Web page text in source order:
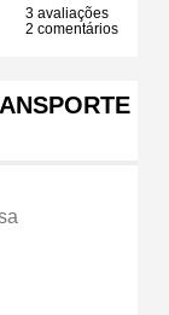
3 avaliações
2 comentários